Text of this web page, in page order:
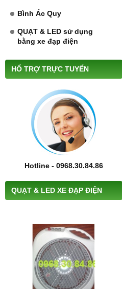
Bình Ác Quy
QUẠT & LED sử dụng
bằng xe đạp điện
HỔ TRỢ TRỰC TUYẾN
Hotline - 0968.30.84.86
QUẠT & LED XE ĐẠP ĐIỆN